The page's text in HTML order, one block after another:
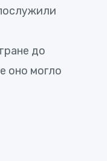
до
оно могло